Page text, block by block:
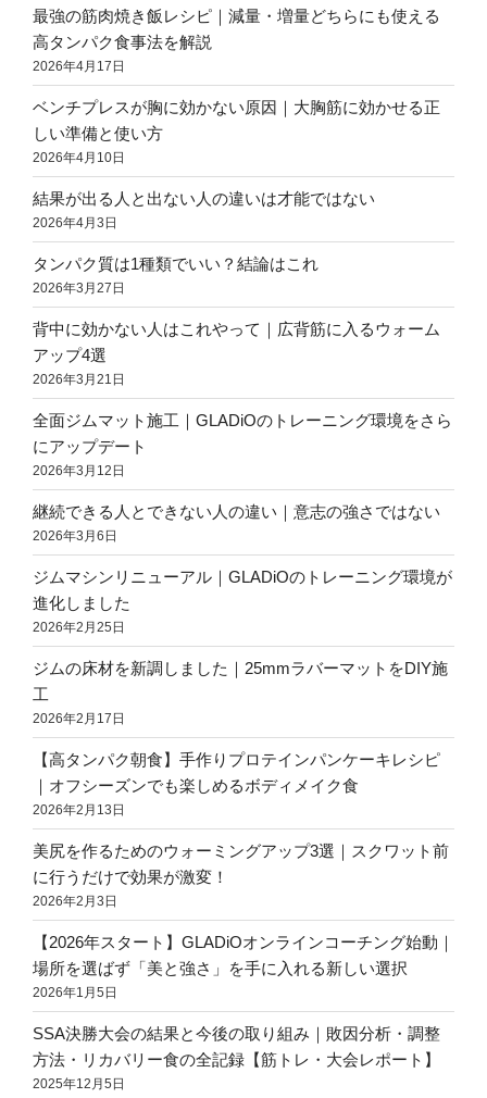
最強の筋肉焼き飯レシピ｜減量・増量どちらにも使える
高タンパク食事法を解説
2026年4月17日
ベンチプレスが胸に効かない原因｜大胸筋に効かせる正
しい準備と使い方
2026年4月10日
結果が出る人と出ない人の違いは才能ではない
2026年4月3日
タンパク質は1種類でいい？結論はこれ
2026年3月27日
背中に効かない人はこれやって｜広背筋に入るウォーム
アップ4選
2026年3月21日
全面ジムマット施工｜GLADiOのトレーニング環境をさら
にアップデート
2026年3月12日
継続できる人とできない人の違い｜意志の強さではない
2026年3月6日
ジムマシンリニューアル｜GLADiOのトレーニング環境が
進化しました
2026年2月25日
ジムの床材を新調しました｜25mmラバーマットをDIY施
工
2026年2月17日
【高タンパク朝食】手作りプロテインパンケーキレシピ
｜オフシーズンでも楽しめるボディメイク食
2026年2月13日
美尻を作るためのウォーミングアップ3選｜スクワット前
に行うだけで効果が激変！
2026年2月3日
【2026年スタート】GLADiOオンラインコーチング始動｜
場所を選ばず「美と強さ」を手に入れる新しい選択
2026年1月5日
SSA決勝大会の結果と今後の取り組み｜敗因分析・調整
方法・リカバリー食の全記録【筋トレ・大会レポート】
2025年12月5日